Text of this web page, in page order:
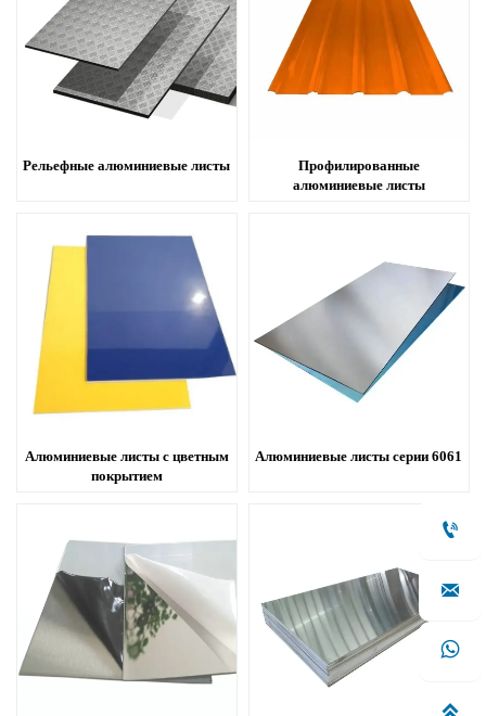
Рельефные алюминиевые листы
Профилированные
алюминиевые листы
Алюминиевые листы с цветным
покрытием
Алюминиевые листы серии 6061



